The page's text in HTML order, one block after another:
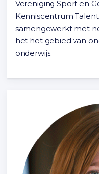
Vereniging Sport en
Kenniscentrum
samengewerkt met
het het gebied van
onderwijs.